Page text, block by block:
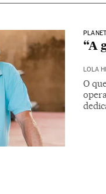
“A
LOLA
O